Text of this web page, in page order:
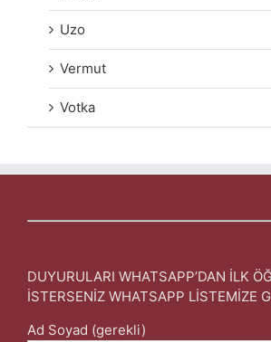
Uzo
Vermut
Votka
DUYURULARI WHATSAPP’DAN İLK
İSTERSENİZ WHATSAPP LİSTEMİZE
Ad Soyad (gerekli)